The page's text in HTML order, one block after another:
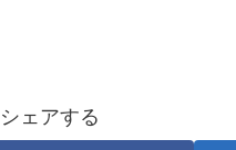
シェアする